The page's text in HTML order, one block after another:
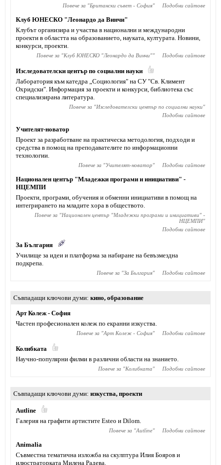
Повече за "Британски съвет - София" Подобни сайтове
Клуб ЮНЕСКО "Леонардо да Винчи"
Клубът организира и участва в национални и международни
проекти в областта на образованието, науката, културата. Новини,
конкурси, проекти.
Повече за "Клуб ЮНЕСКО "Леонардо да Винчи"" Подобни сайтове
Изследователски център по социални науки
Лаборатория към катедра „Социология" на СУ "Св. Климент
Охридски". Информация за проекти и конкурси, библиотека със
специализирана литература.
Повече за "Изследователски център по социални науки"
Подобни сайтове
Учителят-новатор
Проект за разработване на практическа методология, подходи и
средства в помощ на преподавателите по информационни
технологии.
Повече за "Учителят-новатор" Подобни сайтове
Национален център "Младежки програми и инициативи" -
НЦЕМПИ
Проекти, програми, обучения и обменни инициативи в помощ на
интегрирането на младите хора в обществото.
Повече за "Национален център "Младежки програми и инициативи" -
НЦЕМПИ"
Подобни сайтове
За България
Училище за идеи и платформа за набиране на бевъзмездна
подкрепа.
Повече за "За България" Подобни сайтове
Съвпадащи ключови думи кино, образование
Арт Колеж - София
Частен професионален колеж по екранни изкуства.
Повече за "Арт Колеж - София" Подобни сайтове
Колибката
Научно-популярни филми в различни области на знанието.
Повече за "Колибката" Подобни сайтове
Съвпадащи ключови думи изкуства, проекти
Autline
Галерия на графити артистите Esteo и Dilom.
Повече за "Autline" Подобни сайтове
Animaliа
Съвместна тематична изложба на скулптура Илия Бояров и
илюстраторката Милена Радева.